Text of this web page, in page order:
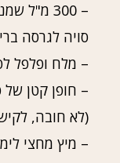
– 300
סויה לגרסה
– מלח ופלפל
– חופן קטן של
(לא חובה,
– מיץ מחצי